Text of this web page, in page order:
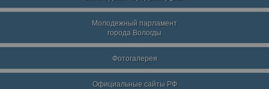
Молодежный парламент
города Вологды
Фотогалерея
Официальные сайты РФ